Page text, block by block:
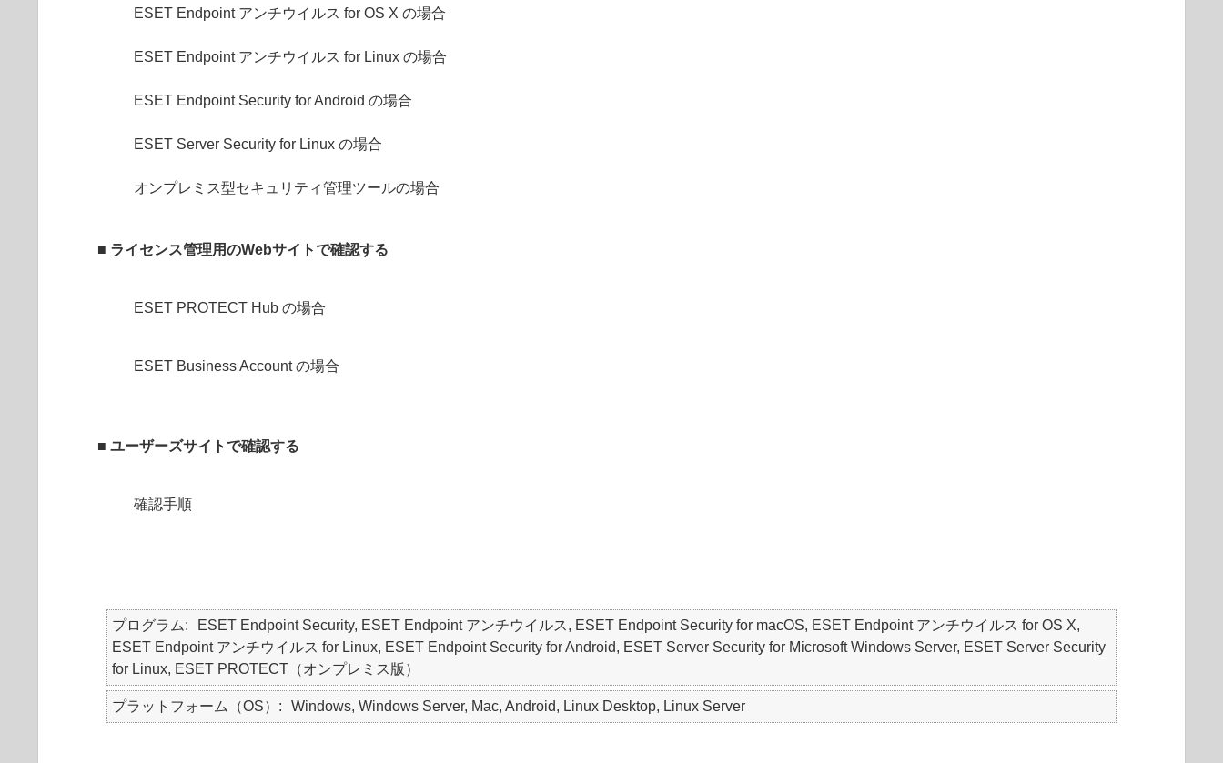
ESET Endpoint アンチウイルス for OS X の場合
ESET Endpoint アンチウイルス for Linux の場合
ESET Endpoint Security for Android の場合
ESET Server Security for Linux の場合
オンプレミス型セキュリティ管理ツールの場合
■ ライセンス管理用のWebサイトで確認する
ESET PROTECT Hub の場合
ESET Business Account の場合
■ ユーザーズサイトで確認する
確認手順
プログラム
ESET Endpoint Security, ESET Endpoint アンチウイルス, ESET Endpoint Security for macOS, ESET Endpoint アンチウイルス for OS X,
ESET Endpoint アンチウイルス for Linux, ESET Endpoint Security for Android, ESET Server Security for Microsoft Windows Server, ESET Server Security
for Linux, ESET PROTECT（オンプレミス版）
プラットフォーム（OS） Windows, Windows Server, Mac, Android, Linux Desktop, Linux Server